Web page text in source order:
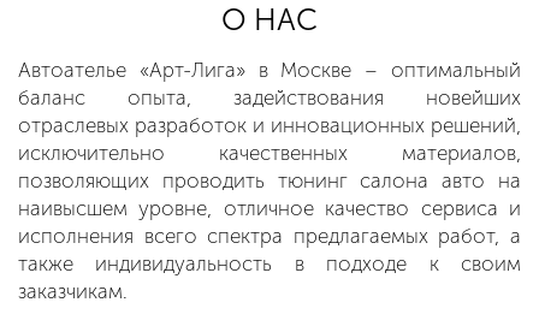
О НАС
Автоателье «Арт-Лига» в Москве – оптимальный
баланс опыта, задействования новейших
отраслевых разработок и инновационных решений,
исключительно качественных материалов,
позволяющих проводить тюнинг салона авто на
наивысшем уровне, отличное качество сервиса и
исполнения всего спектра предлагаемых работ, а
также индивидуальность в подходе к своим
заказчикам.